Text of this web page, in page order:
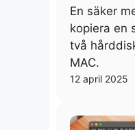
En säker
kopiera en
två
MAC.
12 april 2025